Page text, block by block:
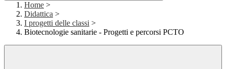
Home >
Didattica >
I progetti delle classi >
Biotecnologie sanitarie - Progetti e percorsi PCTO